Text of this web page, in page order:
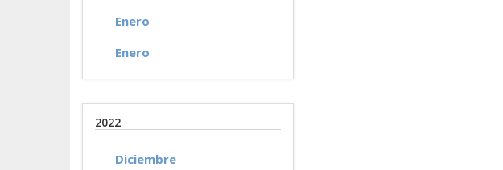
Enero
Enero
2022
Diciembre